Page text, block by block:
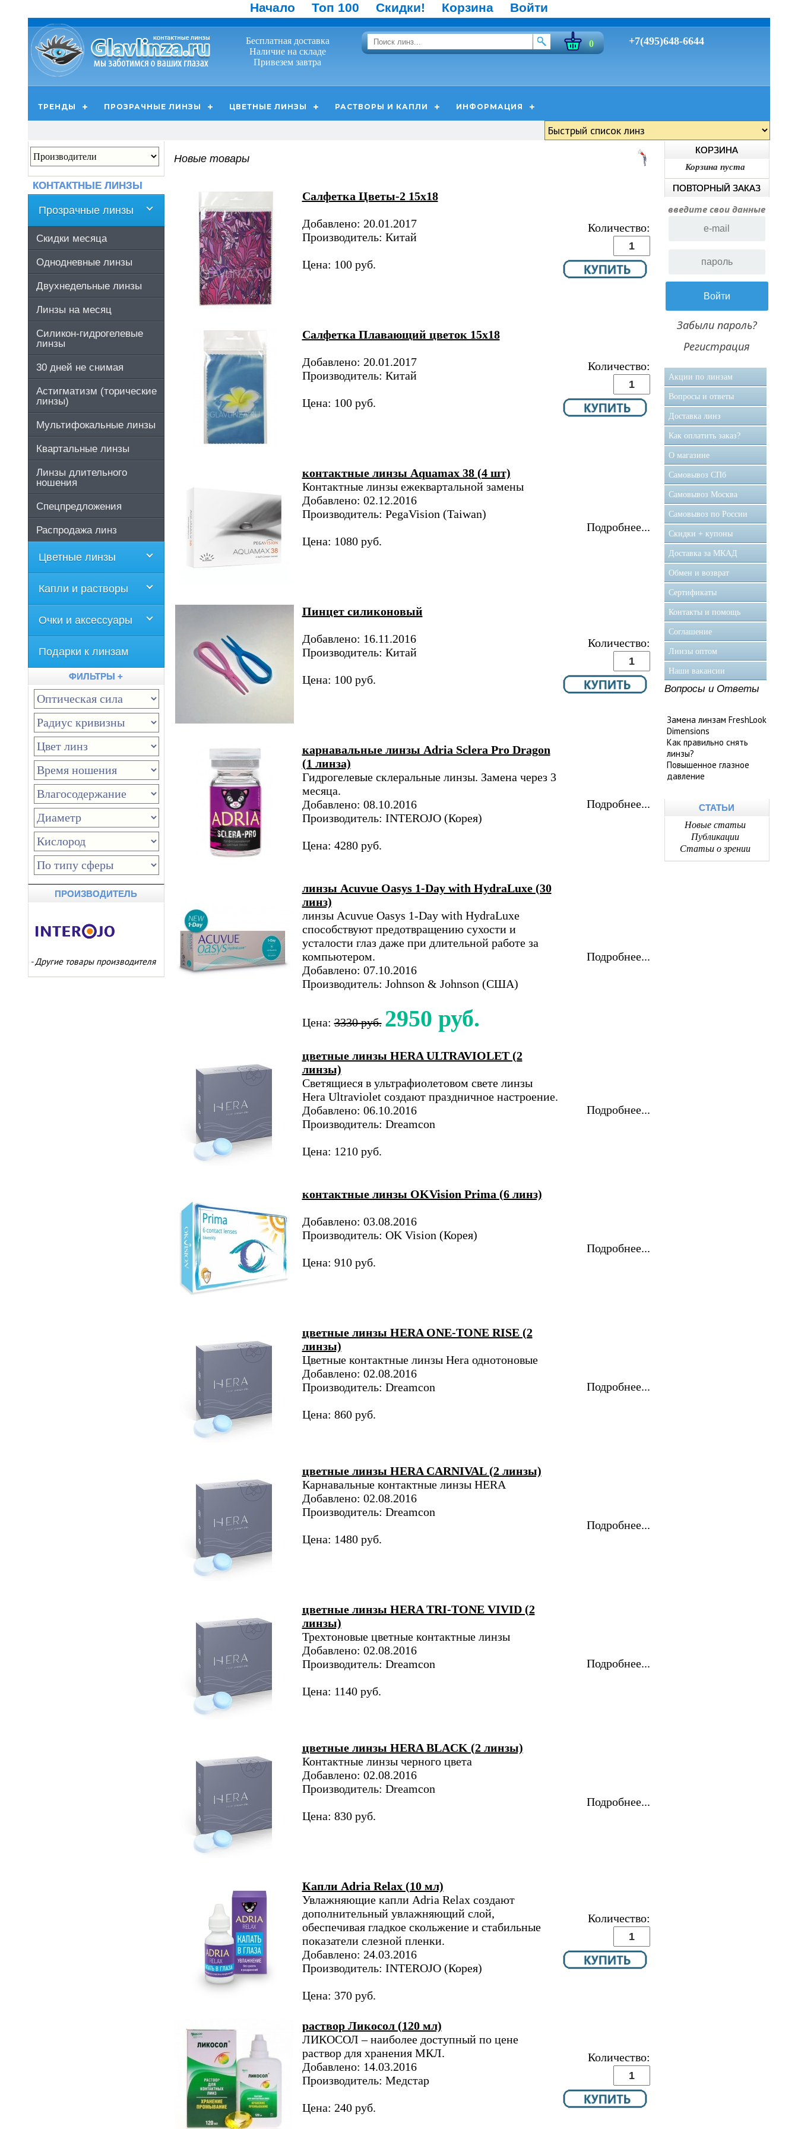
Начало Топ 100 Скидки! Корзина Войти
Бесплатная доставка
Наличие на складе
Привезем завтра
0 +7(495)648-6644
ТРЕНДЫ ПРОЗРАЧНЫЕ ЛИНЗЫ ЦВЕТНЫЕ ЛИНЗЫ РАСТВОРЫ И КАПЛИ ИНФОРМАЦИЯ
Новые товары
Салфетка Цветы-2 15х18
Добавлено: 20.01.2017
Производитель: Китай
Цена: 100 руб.
Количество:
Салфетка Плавающий цветок 15х18
Добавлено: 20.01.2017
Производитель: Китай
Цена: 100 руб.
Количество:
контактные линзы Aquamax 38 (4 шт)
Контактные линзы ежеквартальной замены
Добавлено: 02.12.2016
Производитель: PegaVision (Taiwan)
Цена: 1080 руб.
Подробнее...
Пинцет силиконовый
Добавлено: 16.11.2016
Производитель: Китай
Цена: 100 руб.
Количество:
карнавальные линзы Adria Sclera Pro Dragon
(1 линза)
Гидрогелевые склеральные линзы. Замена через 3
месяца.
Добавлено: 08.10.2016
Производитель: INTEROJO (Корея)
Цена: 4280 руб.
Подробнее...
линзы Acuvue Oasys 1-Day with HydraLuxe (30
линз)
линзы Acuvue Oasys 1-Day with HydraLuxe
способствуют предотвращению сухости и
усталости глаз даже при длительной работе за
компьютером.
Добавлено: 07.10.2016
Производитель: Johnson & Johnson (США)
Цена:3330 руб. 2950 руб.
Подробнее...
цветные линзы HERA ULTRAVIOLET (2
линзы)
Светящиеся в ультрафиолетовом свете линзы
Hera Ultraviolet создают праздничное настроение.
Добавлено: 06.10.2016
Производитель: Dreamcon
Цена: 1210 руб.
Подробнее...
контактные линзы OKVision Prima (6 линз)
Добавлено: 03.08.2016
Производитель: OK Vision (Корея)
Цена: 910 руб.
Подробнее...
цветные линзы HERA ONE-TONE RISE (2
линзы)
Цветные контактные линзы Hera однотоновые
Добавлено: 02.08.2016
Производитель: Dreamcon
Цена: 860 руб.
Подробнее...
цветные линзы HERA CARNIVAL (2 линзы)
Карнавальные контактные линзы HERA
Добавлено: 02.08.2016
Производитель: Dreamcon
Цена: 1480 руб.
Подробнее...
цветные линзы HERA TRI-TONE VIVID (2
линзы)
Трехтоновые цветные контактные линзы
Добавлено: 02.08.2016
Производитель: Dreamcon
Цена: 1140 руб.
Подробнее...
цветные линзы HERA BLACK (2 линзы)
Контактные линзы черного цвета
Добавлено: 02.08.2016
Производитель: Dreamcon
Цена: 830 руб.
Подробнее...
Капли Adria Relax (10 мл)
Увлажняющие капли Adria Relax создают
дополнительный увлажняющий слой,
обеспечивая гладкое скольжение и стабильные
показатели слезной пленки.
Добавлено: 24.03.2016
Производитель: INTEROJO (Корея)
Цена: 370 руб.
Количество:
раствор Ликосол (120 мл)
ЛИКОСОЛ – наиболее доступный по цене
раствор для хранения МКЛ.
Добавлено: 14.03.2016
Производитель: Медстар
Цена: 240 руб.
Количество:
КОНТАКТНЫЕ ЛИНЗЫ
Прозрачные линзы
Скидки месяца
Однодневные линзы
Двухнедельные линзы
Линзы на месяц
Силикон-гидрогелевые
линзы
30 дней не снимая
Астигматизм (торические
линзы)
Мультифокальные линзы
Квартальные линзы
Линзы длительного
ношения
Спецпредложения
Распродажа линз
Цветные линзы
Капли и растворы
Очки и аксессуары
Подарки к линзам
ФИЛЬТРЫ +
ПРОИЗВОДИТЕЛЬ
-Другие товары производителя
КОРЗИНА
Корзина пуста
ПОВТОРНЫЙ ЗАКАЗ
введите свои данные
Забыли пароль?
Регистрация
Акции по линзам
Вопросы и ответы
Доставка линз
Как оплатить заказ?
О магазине
Самовывоз CПб
Самовывоз Москва
Самовывоз по России
Скидки + купоны
Доставка за МКАД
Обмен и возврат
Сертификаты
Контакты и помощь
Соглашение
Линзы оптом
Наши вакансии
Вопросы и Ответы
Замена линзам FreshLook
Dimensions
Как правильно снять
линзы?
Повышенное глазное
давление
СТАТЬИ
Новые статьи
Публикации
Статьи о зрении